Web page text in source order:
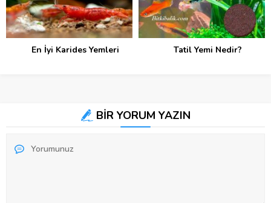
En İyi Karides Yemleri Tatil Yemi Nedir?
BİR YORUM YAZIN